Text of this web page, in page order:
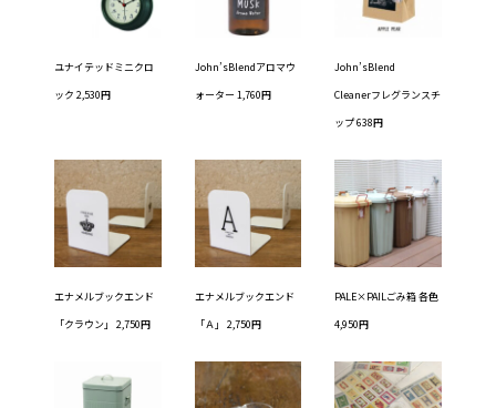
ユナイテッドミニクロ
ック 2,530円
John’sBlendアロマウ
ォーター 1,760円
John’sBlend
Cleanerフレグランスチ
ップ 638円
エナメルブックエンド
「クラウン」 2,750円
エナメルブックエンド
「Ａ」 2,750円
PALE×PAILごみ箱 各色
4,950円